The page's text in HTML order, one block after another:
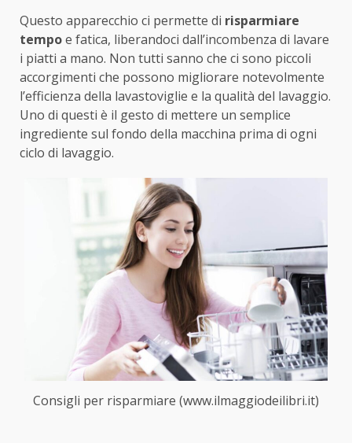
Questo apparecchio ci permette di risparmiare
tempoe fatica, liberandoci dall’incombenza di lavare
i piatti a mano. Non tutti sanno che ci sono piccoli
accorgimenti che possono migliorare notevolmente
l’efficienza della lavastoviglie e la qualità del lavaggio.
Uno di questi è il gesto di mettere un semplice
ingrediente sul fondo della macchina prima di ogni
ciclo di lavaggio.
Consigli per risparmiare (www.ilmaggiodeilibri.it)